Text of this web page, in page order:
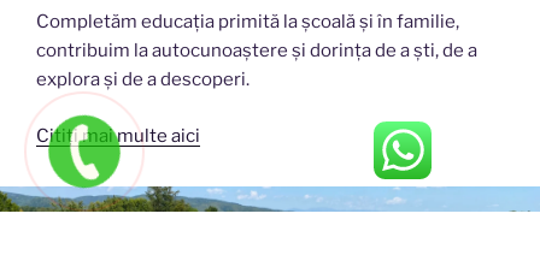
Completăm educația primită la școală și în familie,
contribuim la autocunoaștere și dorința de a ști, de a
explora și de a descoperi.
Citiți mai multe aici